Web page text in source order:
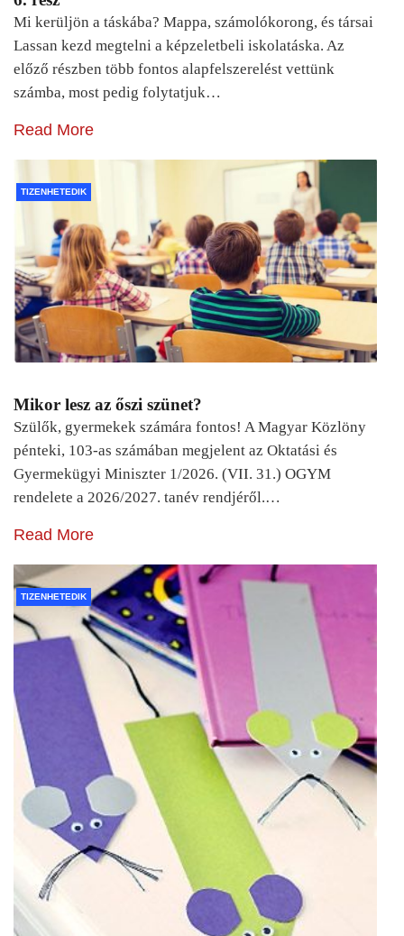
Mi kerüljön a táskába? Mappa, számolókorong, és társai
Lassan kezd megtelni a képzeletbeli iskolatáska. Az
előző részben több fontos alapfelszerelést vettünk
számba, most pedig folytatjuk…
Read More
TIZENHETEDIK
Mikor lesz az őszi szünet?
Szülők, gyermekek számára fontos! A Magyar Közlöny
pénteki, 103-as számában megjelent az Oktatási és
Gyermekügyi Miniszter 1/2026. (VII. 31.) OGYM
rendelete a 2026/2027. tanév rendjéről.…
Read More
TIZENHETEDIK